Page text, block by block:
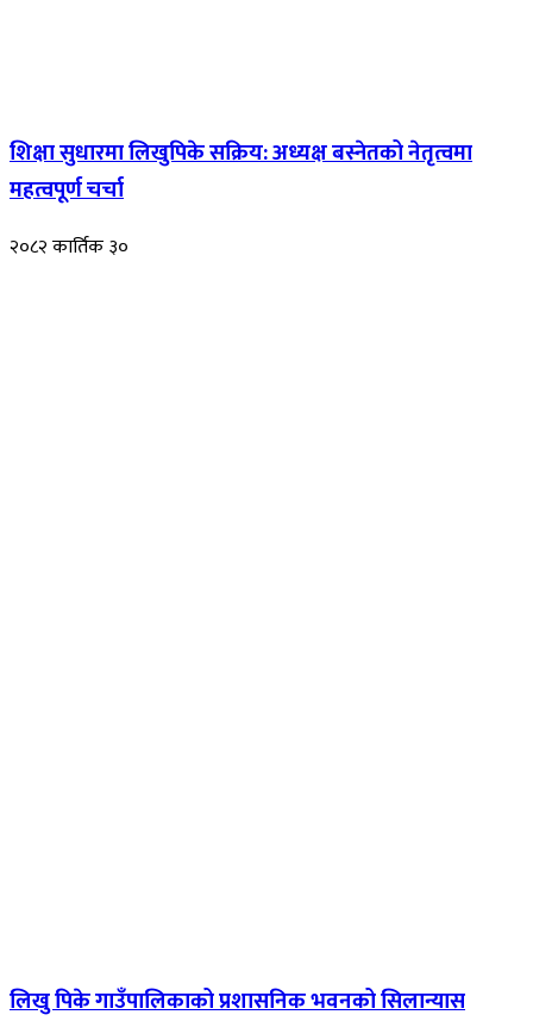
शिक्षा सुधारमा लिखुपिके सक्रिय: अध्यक्ष बस्नेतको नेतृत्वमा
महत्वपूर्ण चर्चा
२०८२ कार्तिक ३०
लिखु पिके गाउँपालिकाको प्रशासनिक भवनको सिलान्यास